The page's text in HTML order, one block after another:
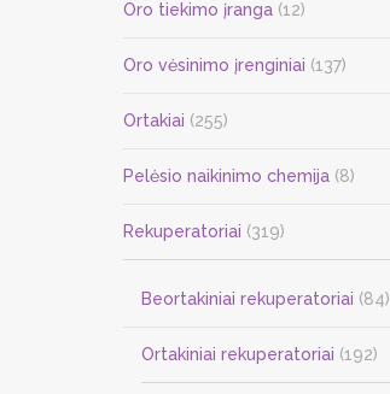
Oro tiekimo įranga (12)
Oro vėsinimo įrenginiai (137)
Ortakiai (255)
Pelėsio naikinimo chemija (8)
Rekuperatoriai (319)
Beortakiniai rekuperatoriai (84)
Ortakiniai rekuperatoriai (192)